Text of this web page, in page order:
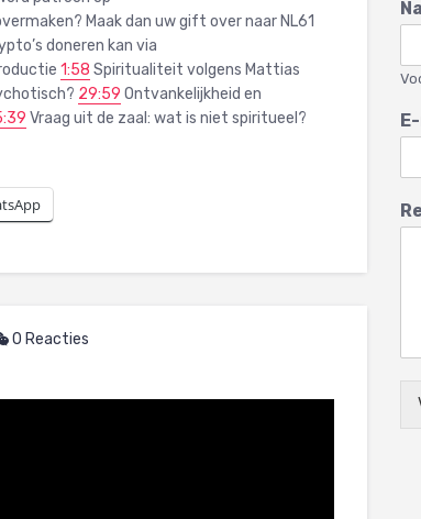
Maak dan uw gift over naar NL61
doneren kan via
1:58 Spiritualiteit volgens Mattias
29:59 Ontvankelijkheid en
Vraag uit de zaal: wat is niet spiritueel?
0 Reacties